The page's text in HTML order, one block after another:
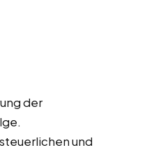
der
und